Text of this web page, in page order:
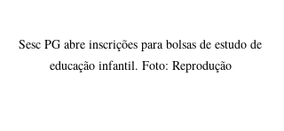
Sesc PG abre inscrições para bolsas de estudo de
educação infantil. Foto: Reprodução